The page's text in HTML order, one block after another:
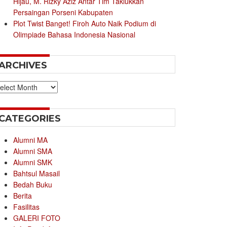
Persaingan Porseni Kabupaten
Plot Twist Banget! Firoh Auto Naik Podium di
Olimpiade Bahasa Indonesia Nasional
Alumni MA
Alumni SMA
Alumni SMK
Bahtsul Masail
Bedah Buku
Berita
Fasilitas
GALERI FOTO